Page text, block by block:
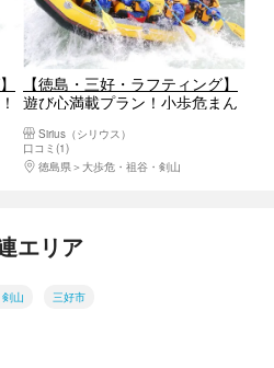
【徳島・三好・ラフティング】
遊び心満載プラン！小歩危まん
Sirius（シリウス）
口コミ(1)
徳島県
大歩危・祖谷・剣山
エリア
山 三好市